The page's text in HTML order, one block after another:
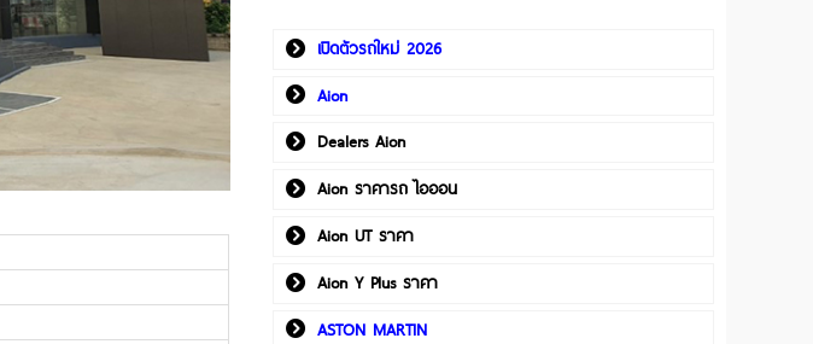
เปิดตัวรถใหม่ 2026
Aion
Dealers Aion
Aion ราคารถ ไอออน
Aion UT ราคา
Aion Y Plus ราคา
ASTON MARTIN